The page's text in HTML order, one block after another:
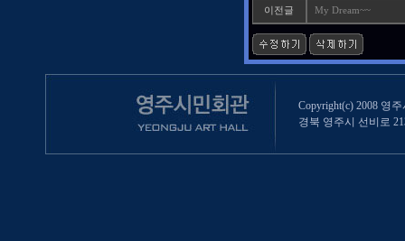
이전글 My Dream~~
Copyright(c) 2008 영
경북 영주시 선비로